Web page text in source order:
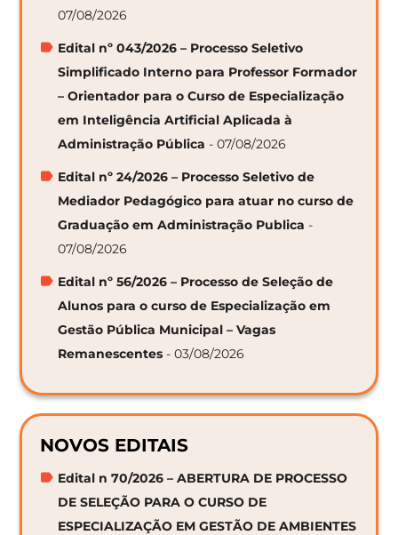
07/08/2026
Edital nº 043/2026 – Processo Seletivo
Simplificado Interno para Professor Formador
– Orientador para o Curso de Especialização
em Inteligência Artificial Aplicada à
Administração Pública - 07/08/2026
Edital nº 24/2026 – Processo Seletivo de
Mediador Pedagógico para atuar no curso de
Graduação em Administração Publica -
07/08/2026
Edital nº 56/2026 – Processo de Seleção de
Alunos para o curso de Especialização em
Gestão Pública Municipal – Vagas
Remanescentes - 03/08/2026
NOVOS EDITAIS
Edital n 70/2026 – ABERTURA DE PROCESSO
DE SELEÇÃO PARA O CURSO DE
ESPECIALIZAÇÃO EM GESTÃO DE AMBIENTES